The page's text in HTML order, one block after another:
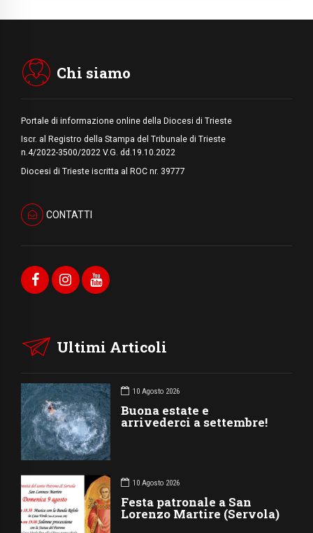
Chi siamo
Portale di informazione online della Diocesi di Trieste
Iscr. al Registro della Stampa del Tribunale di Trieste
n.4/2022-3500/2022 V.G. dd.19.10.2022
Diocesi di Trieste iscritta al ROC nr. 39777
CONTATTI
Ultimi Articoli
10 Agosto 2026
Buona estate e
arrivederci a settembre!
10 Agosto 2026
Festa patronale a San
Lorenzo Martire (Servola)